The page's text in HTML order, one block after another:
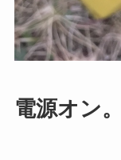
電源オン。